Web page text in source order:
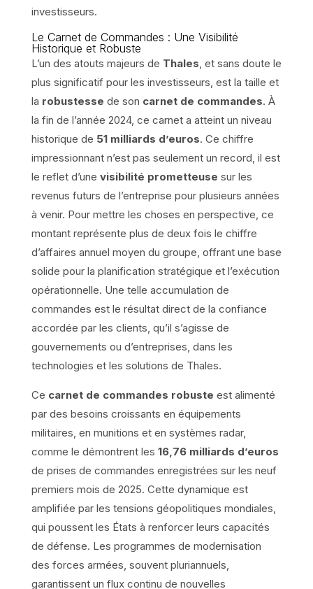
investisseurs.
Le Carnet de Commandes : Une Visibilité
Historique et Robuste
L’un des atouts majeurs de Thales , et sans doute le
plus significatif pour les investisseurs, est la taille et
la robustesse de son carnet de commandes. À
la fin de l’année 2024, ce carnet a atteint un niveau
historique de 51 milliards d’euros. Ce chiffre
impressionnant n’est pas seulement un record, il est
le reflet d’une visibilité prometteuse sur les
revenus futurs de l’entreprise pour plusieurs années
à venir. Pour mettre les choses en perspective, ce
montant représente plus de deux fois le chiffre
d’affaires annuel moyen du groupe, offrant une base
solide pour la planification stratégique et l’exécution
opérationnelle. Une telle accumulation de
commandes est le résultat direct de la confiance
accordée par les clients, qu’il s’agisse de
gouvernements ou d’entreprises, dans les
technologies et les solutions de Thales.
Ce carnet de commandes robuste est alimenté
par des besoins croissants en équipements
militaires, en munitions et en systèmes radar,
comme le démontrent les 16,76 milliards d’euros
de prises de commandes enregistrées sur les neuf
premiers mois de 2025. Cette dynamique est
amplifiée par les tensions géopolitiques mondiales,
qui poussent les États à renforcer leurs capacités
de défense. Les programmes de modernisation
des forces armées, souvent pluriannuels,
garantissent un flux continu de nouvelles